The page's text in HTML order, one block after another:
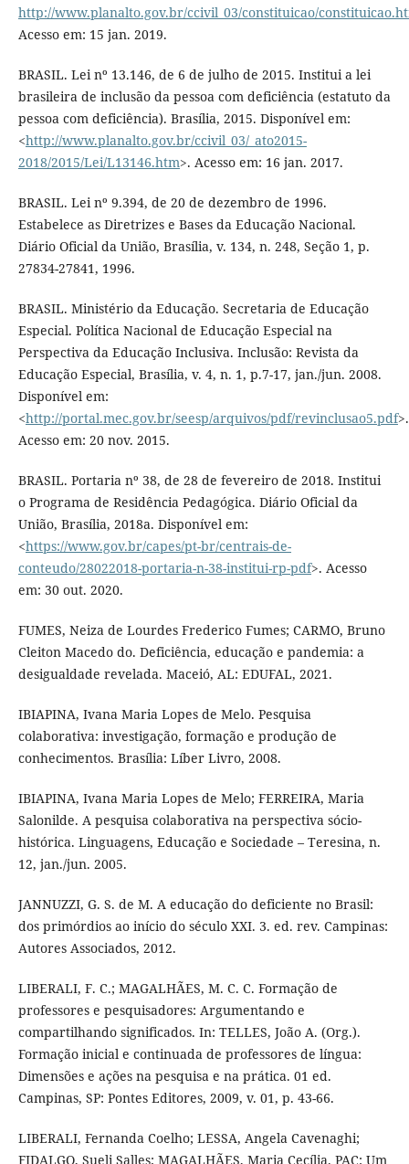
http://www.planalto.gov.br/ccivil_03/constituicao/
Acesso em: 15 jan. 2019.
BRASIL. Lei nº 13.146, de 6 de julho de 2015. Institui a lei
brasileira de inclusão da pessoa com deficiência (estatuto da
pessoa com deficiência). Brasília, 2015. Disponível em:
<http://www.planalto.gov.br/ccivil_03/_ato2015-
2018/2015/Lei/L13146.htm>. Acesso em: 16 jan. 2017.
BRASIL. Lei nº 9.394, de 20 de dezembro de 1996.
Estabelece as Diretrizes e Bases da Educação Nacional.
Diário Oficial da União, Brasília, v. 134, n. 248, Seção 1, p.
27834-27841, 1996.
BRASIL. Ministério da Educação. Secretaria de Educação
Especial. Política Nacional de Educação Especial na
Perspectiva da Educação Inclusiva. Inclusão: Revista da
Educação Especial, Brasília, v. 4, n. 1, p.7-17, jan./jun. 2008.
Disponível em:
<http://portal.mec.gov.br/seesp/arquivos/pdf/revinclusao5.pdf>.
Acesso em: 20 nov. 2015.
BRASIL. Portaria nº 38, de 28 de fevereiro de 2018. Institui
o Programa de Residência Pedagógica. Diário Oficial da
União, Brasília, 2018a. Disponível em:
<https://www.gov.br/capes/pt-br/centrais-de-
conteudo/28022018-portaria-n-38-institui-rp-pdf>. Acesso
em: 30 out. 2020.
FUMES, Neiza de Lourdes Frederico Fumes; CARMO, Bruno
Cleiton Macedo do. Deficiência, educação e pandemia: a
desigualdade revelada. Maceió, AL: EDUFAL, 2021.
IBIAPINA, Ivana Maria Lopes de Melo. Pesquisa
colaborativa: investigação, formação e produção de
conhecimentos. Brasília: Líber Livro, 2008.
IBIAPINA, Ivana Maria Lopes de Melo; FERREIRA, Maria
Salonilde. A pesquisa colaborativa na perspectiva sócio-
histórica. Linguagens, Educação e Sociedade – Teresina, n.
12, jan./jun. 2005.
JANNUZZI, G. S. de M. A educação do deficiente no Brasil:
dos primórdios ao início do século XXI. 3. ed. rev. Campinas:
Autores Associados, 2012.
LIBERALI, F. C.; MAGALHÃES, M. C. C. Formação de
professores e pesquisadores: Argumentando e
compartilhando significados. In: TELLES, João A. (Org.).
Formação inicial e continuada de professores de língua:
Dimensões e ações na pesquisa e na prática. 01 ed.
Campinas, SP: Pontes Editores, 2009, v. 01, p. 43-66.
LIBERALI, Fernanda Coelho; LESSA, Angela Cavenaghi;
FIDALGO, Sueli Salles; MAGALHÃES, Maria Cecília. PAC: Um